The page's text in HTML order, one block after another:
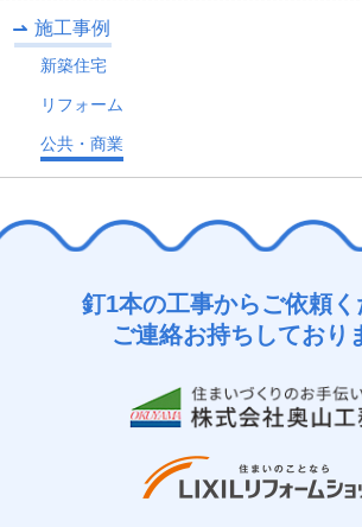
施工事例
新築住宅
リフォーム
公共・商業
釘1本の工事からご依頼く
ご連絡お持ちしており